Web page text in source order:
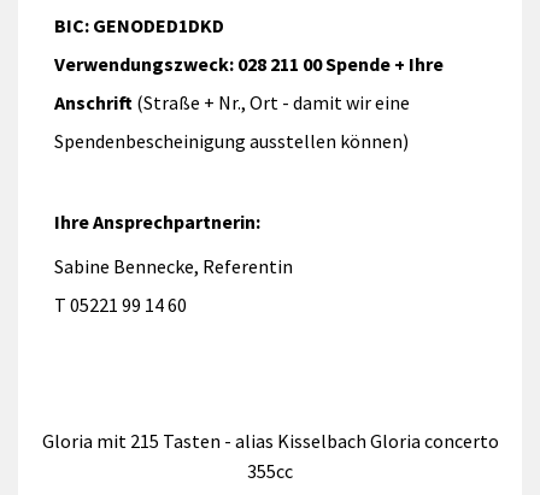
BIC: GENODED1DKD
Verwendungszweck: 028 211 00 Spende + Ihre
Anschrift (Straße + Nr., Ort - damit wir eine
Spendenbescheinigung ausstellen können)
Ihre Ansprechpartnerin:
Sabine Bennecke, Referentin
T 05221 99 14 60
Gloria mit 215 Tasten - alias Kisselbach Gloria concerto
355cc